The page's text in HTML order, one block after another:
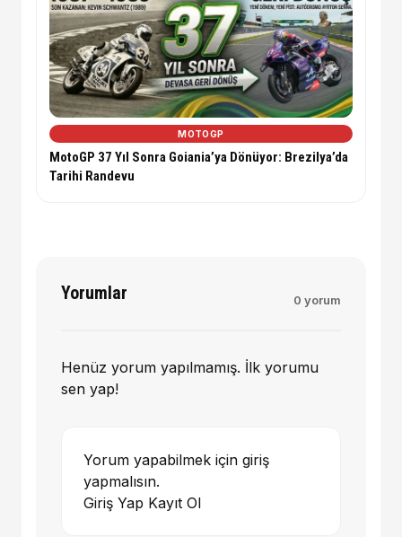
MOTOGP
MotoGP 37 Yıl Sonra Goiania’ya Dönüyor: Brezilya’da
Tarihi Randevu
Yorumlar 0 yorum
Henüz yorum yapılmamış. İlk yorumu
sen yap!
Yorum yapabilmek için giriş
yapmalısın.
Giriş Yap Kayıt Ol